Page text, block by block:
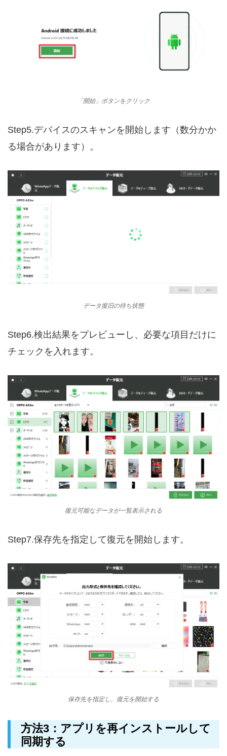
「開始」ボタンをクリック
Step5.デバイスのスキャンを開始します（数分かか
る場合があります）。
データ復旧の待ち状態
Step6.検出結果をプレビューし、必要な項目だけに
チェックを入れます。
復元可能なデータが一覧表示される
Step7.保存先を指定して復元を開始します。
保存先を指定し、復元を開始する
方法3：アプリを再インストールして
同期する